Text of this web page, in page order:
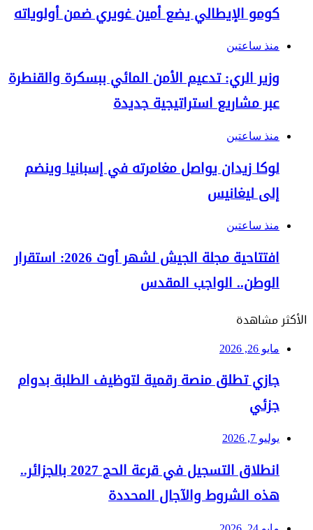
كومو الإيطالي يضع أمين غويري ضمن أولوياته
منذ ساعتين
وزير الري: تدعيم الأمن المائي ببسكرة والقنطرة
عبر مشاريع استراتيجية جديدة
منذ ساعتين
لوكا زيدان يواصل مغامرته في إسبانيا وينضم
إلى ليغانيس
منذ ساعتين
افتتاحية مجلة الجيش لشهر أوت 2026: استقرار
الوطن.. الواجب المقدس
الأكثر مشاهدة
مايو 26, 2026
جازي تطلق منصة رقمية لتوظيف الطلبة بدوام
جزئي
يوليو 7, 2026
انطلاق التسجيل في قرعة الحج 2027 بالجزائر..
هذه الشروط والآجال المحددة